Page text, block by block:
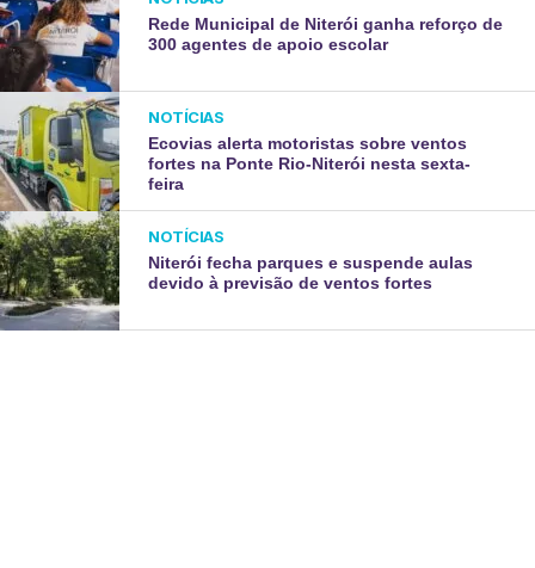
Rede Municipal de Niterói ganha reforço de
300 agentes de apoio escolar
NOTÍCIAS
Ecovias alerta motoristas sobre ventos
fortes na Ponte Rio-Niterói nesta sexta-
feira
NOTÍCIAS
Niterói fecha parques e suspende aulas
devido à previsão de ventos fortes